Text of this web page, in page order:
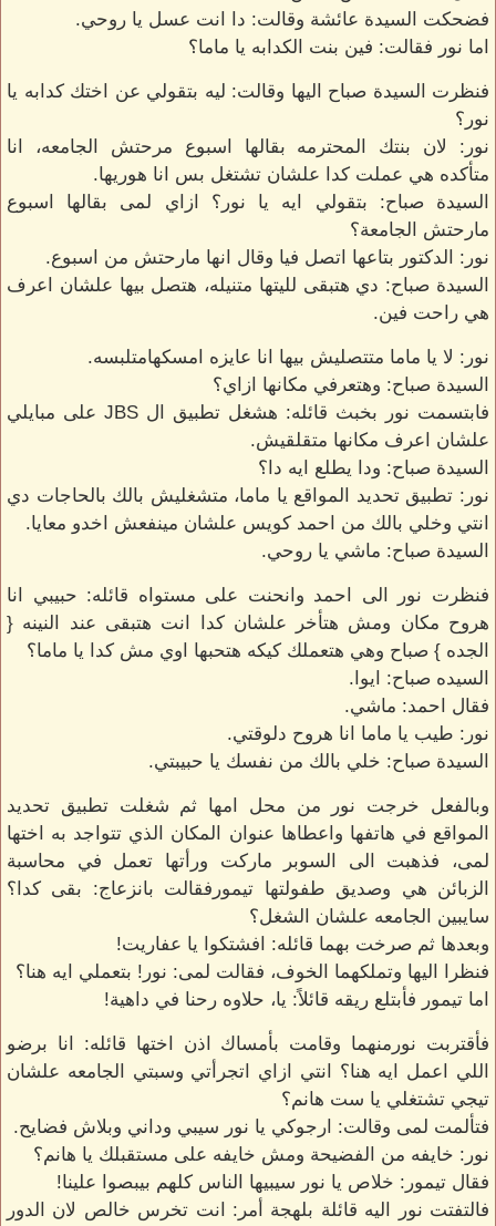
فضحكت السيدة عائشة وقالت: دا انت عسل يا روحي.
اما نور فقالت: فين بنت الكدابه يا ماما؟
فنظرت السيدة صباح اليها وقالت: ليه بتقولي عن اختك كدابه يا
نور؟
نور: لان بنتك المحترمه بقالها اسبوع مرحتش الجامعه، انا
متأكده هي عملت كدا علشان تشتغل بس انا هوريها.
السيدة صباح: بتقولي ايه يا نور؟ ازاي لمى بقالها اسبوع
مارحتش الجامعة؟
نور: الدكتور بتاعها اتصل فيا وقال انها مارحتش من اسبوع.
السيدة صباح: دي هتبقى لليتها متنيله، هتصل بيها علشان اعرف
هي راحت فين.
نور: لا يا ماما متتصليش بيها انا عايزه امسكهامتلبسه.
السيدة صباح: وهتعرفي مكانها ازاي؟
فابتسمت نور بخبث قائله: هشغل تطبيق ال JBS على مبايلي
علشان اعرف مكانها متقلقيش.
السيدة صباح: ودا يطلع ايه دا؟
نور: تطبيق تحديد المواقع يا ماما، متشغليش بالك بالحاجات دي
انتي وخلي بالك من احمد كويس علشان مينفعش اخدو معايا.
السيدة صباح: ماشي يا روحي.
فنظرت نور الى احمد وانحنت على مستواه قائله: حبيبي انا
هروح مكان ومش هتأخر علشان كدا انت هتبقى عند النينه {
الجده } صباح وهي هتعملك كيكه هتحبها اوي مش كدا يا ماما؟
السيده صباح: ايوا.
فقال احمد: ماشي.
نور: طيب يا ماما انا هروح دلوقتي.
السيدة صباح: خلي بالك من نفسك يا حبيبتي.
وبالفعل خرجت نور من محل امها ثم شغلت تطبيق تحديد
المواقع في هاتفها واعطاها عنوان المكان الذي تتواجد به اختها
لمى، فذهبت الى السوبر ماركت ورأتها تعمل في محاسبة
الزبائن هي وصديق طفولتها تيمورفقالت بانزعاج: بقى كدا؟
سايبين الجامعه علشان الشغل؟
وبعدها ثم صرخت بهما قائله: افشتكوا يا عفاريت!
فنظرا اليها وتملكهما الخوف، فقالت لمى: نور! بتعملي ايه هنا؟
اما تيمور فأبتلع ريقه قائلاً: يا، حلاوه رحنا في داهية!
فأقتربت نورمنهما وقامت بأمساك اذن اختها قائله: انا برضو
اللي اعمل ايه هنا؟ انتي ازاي اتجرأتي وسبتي الجامعه علشان
تيجي تشتغلي يا ست هانم؟
فتألمت لمى وقالت: ارجوكي يا نور سيبي وداني وبلاش فضايح.
نور: خايفه من الفضيحة ومش خايفه على مستقبلك يا هانم؟
فقال تيمور: خلاص يا نور سيبيها الناس كلهم بيبصوا علينا!
فالتفتت نور اليه قائلة بلهجة أمر: انت تخرس خالص لان الدور